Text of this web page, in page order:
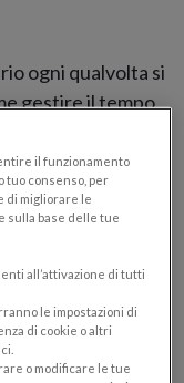
ogni qualvolta si
gestire il tempo
il funzionamento
tuo consenso, per
di migliorare le
sulla base delle tue
all’attivazione di tutti
le impostazioni di
di cookie o altri
o modificare le tue